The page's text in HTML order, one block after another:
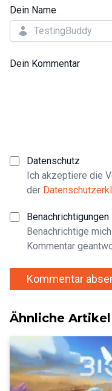
Dein Name
Dein Kommentar
Datenschutz
Ich akzeptiere die
der
Benachrichtigungen
Benachrichtige
Kommentar
Kommentar
Ähnliche Artikel